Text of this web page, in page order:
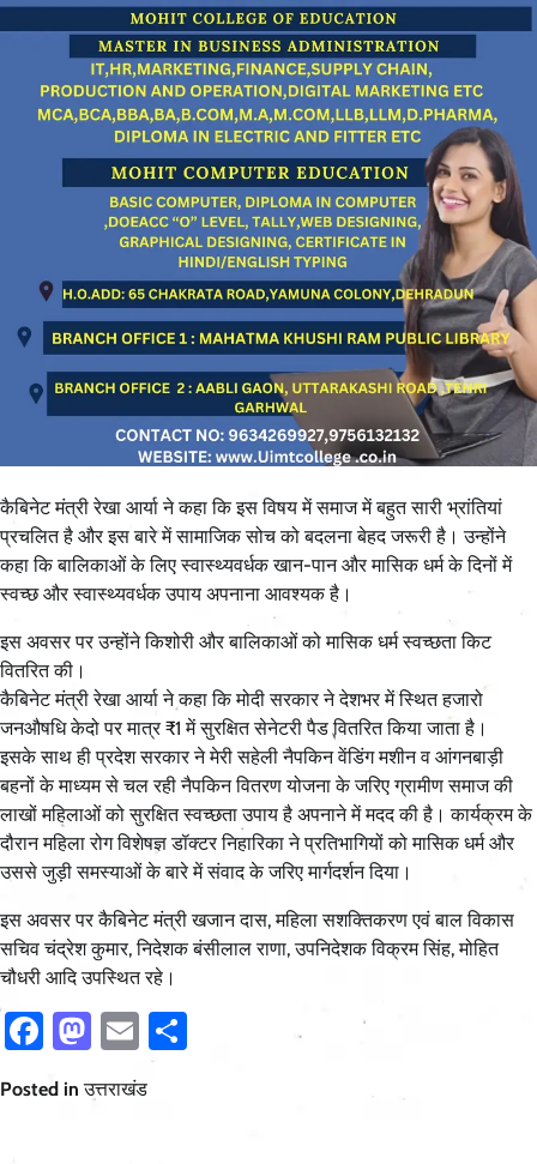
कैबिनेट मंत्री रेखा आर्या ने कहा कि इस विषय में समाज में बहुत सारी भ्रांतियां
प्रचलित है और इस बारे में सामाजिक सोच को बदलना बेहद जरूरी है। उन्होंने
कहा कि बालिकाओं के लिए स्वास्थ्यवर्धक खान-पान और मासिक धर्म के दिनों में
स्वच्छ और स्वास्थ्यवर्धक उपाय अपनाना आवश्यक है।
इस अवसर पर उन्होंने किशोरी और बालिकाओं को मासिक धर्म स्वच्छता किट
वितरित की।
कैबिनेट मंत्री रेखा आर्या ने कहा कि मोदी सरकार ने देशभर में स्थित हजारो
जनऔषधि केदो पर मात्र ₹1 में सुरक्षित सेनेटरी पैड वितरित किया जाता है।
इसके साथ ही प्रदेश सरकार ने मेरी सहेली नैपकिन वेंडिंग मशीन व आंगनबाड़ी
बहनों के माध्यम से चल रही नैपकिन वितरण योजना के जरिए ग्रामीण समाज की
लाखों महिलाओं को सुरक्षित स्वच्छता उपाय है अपनाने में मदद की है। कार्यक्रम के
दौरान महिला रोग विशेषज्ञ डॉक्टर निहारिका ने प्रतिभागियों को मासिक धर्म और
उससे जुड़ी समस्याओं के बारे में संवाद के जरिए मार्गदर्शन दिया।
इस अवसर पर कैबिनेट मंत्री खजान दास, महिला सशक्तिकरण एवं बाल विकास
सचिव चंद्रेश कुमार, निदेशक बंसीलाल राणा, उपनिदेशक विक्रम सिंह, मोहित
चौधरी आदि उपस्थित रहे।
Facebook
Mastodon
Email
Posted inउत्तराखंड